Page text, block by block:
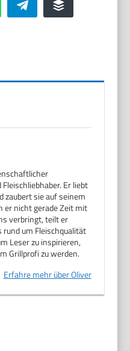
Telegram Buffer
Er liebt
zaubert sie auf seinem
er nicht gerade Zeit mit
verbringt, teilt er
rund um Fleischqualität
Leser zu inspirieren,
Grillprofi zu werden.
Erfahre mehr über Oliver